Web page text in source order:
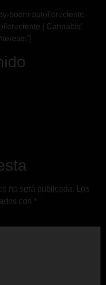
boom-autofloreciente-
| Cannabis’
no será publicada.
Los
con *